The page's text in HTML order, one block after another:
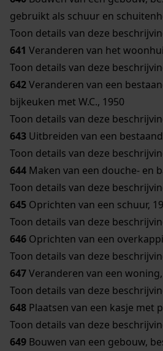
gebruikt als schuur en
Toon details van deze
641 Veranderen van het
Toon details van deze
642Veranderen van een
bijkeuken met W.C., 1950
Toon details van deze
643 Uitbreiden van een
Toon details van deze
644 Maken van een douche- en
Toon details van deze
645 Oprichten van een schuur,
Toon details van deze
646 Oprichten van een
Toon details van deze
647Veranderen van een
Toon details van deze
648 Plaatsen van een kasje met
Toon details van deze
649 Bouwen van een gebouw,